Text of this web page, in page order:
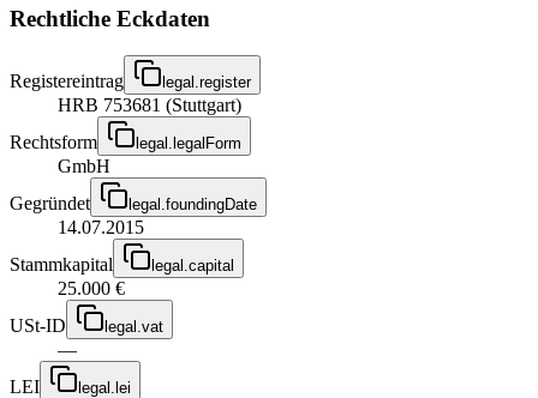
Rechtliche Eckdaten
Registereintrag legal.register
HRB 753681 (Stuttgart)
Rechtsform
legal.legalForm
GmbH
Gegründet
legal.foundingDate
14.07.2015
Stammkapital
legal.capital
25.000 €
USt-ID
legal.vat
—
LEI
legal.lei